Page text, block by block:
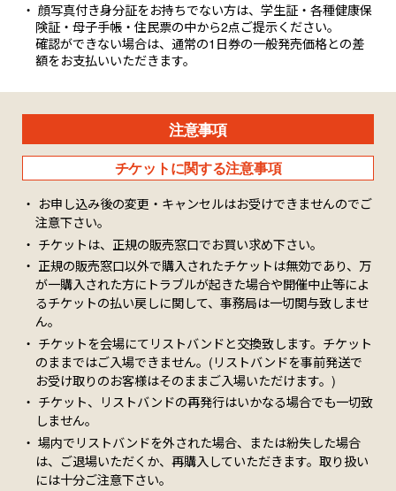
顔写真付き身分証をお持ちでない方は、学生証・各種健康保
険証・母子手帳・住民票の中から2点ご提示ください。
確認ができない場合は、通常の1日券の一般発売価格との差
額をお支払いいただきます。
注意事項
チケットに関する注意事項
お申し込み後の変更・キャンセルはお受けできませんのでご
注意下さい。
チケットは、正規の販売窓口でお買い求め下さい。
正規の販売窓口以外で購入されたチケットは無効であり、万
が一購入された方にトラブルが起きた場合や開催中止等によ
るチケットの払い戻しに関して、事務局は一切関与致しませ
ん。
チケットを会場にてリストバンドと交換致します。チケット
のままではご入場できません。(リストバンドを事前発送で
お受け取りのお客様はそのままご入場いただけます。)
チケット、リストバンドの再発行はいかなる場合でも一切致
しません。
場内でリストバンドを外された場合、または紛失した場合
は、ご退場いただくか、再購入していただきます。取り扱い
には十分ご注意下さい。